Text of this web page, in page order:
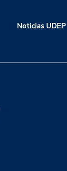
Noticias UDEP